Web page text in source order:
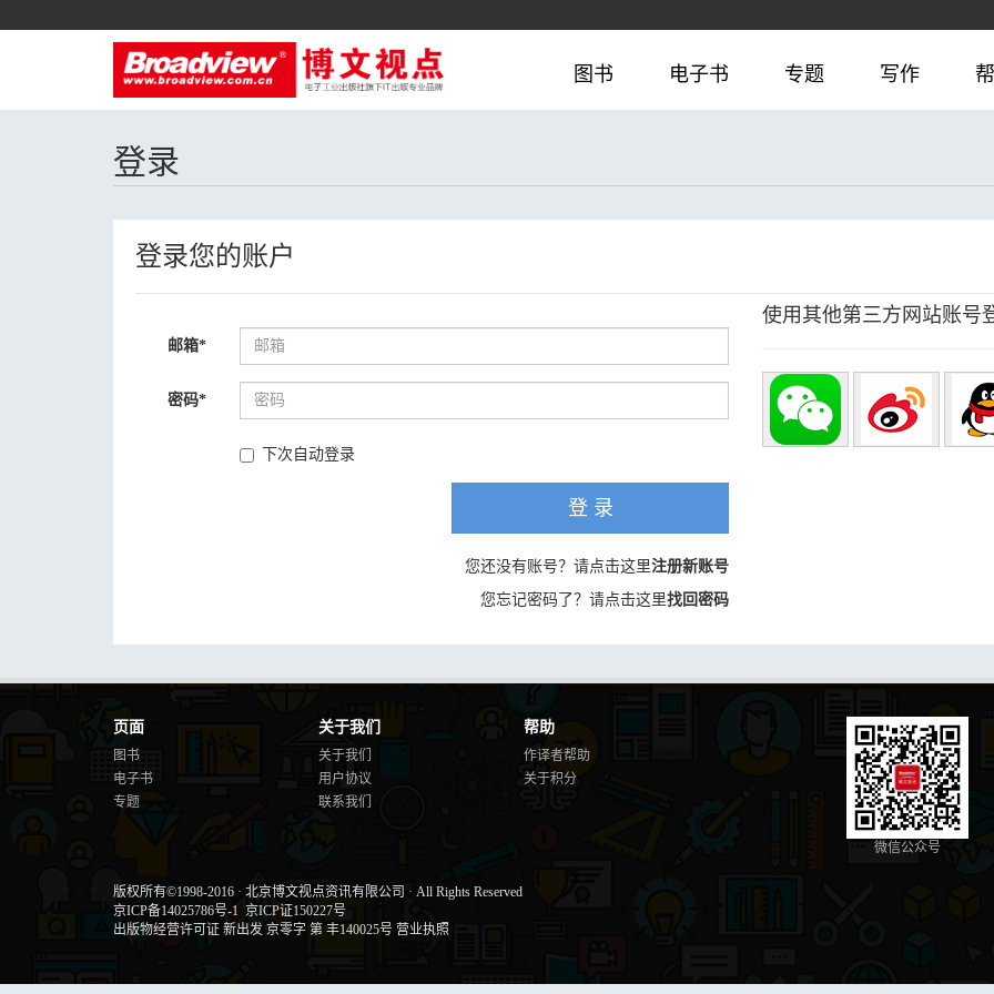
图书 电子书 专题 写作
登录
登录您的账户
邮箱*
密码*
下次自动登录
登 录
您还没有账号？请点击这里注册新账号
您忘记密码了？请点击这里找回密码
使用其他第三方网站账号
页面
图书
电子书
专题
关于我们
关于我们
用户协议
联系我们
帮助
作译者帮助
关于积分
微信公众号
版权所有©1998-2016 · 北京博文视点资讯有限公司 · All Rights Reserved
京ICP备14025786号-1 京ICP证150227号
出版物经营许可证 新出发 京零字 第 丰140025号 营业执照